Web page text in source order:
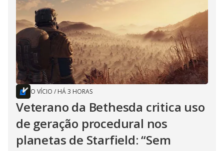
O VÍCIO / HÁ 3 HORAS
Veterano da Bethesda critica uso
de geração procedural nos
planetas de Starfield: “Sem